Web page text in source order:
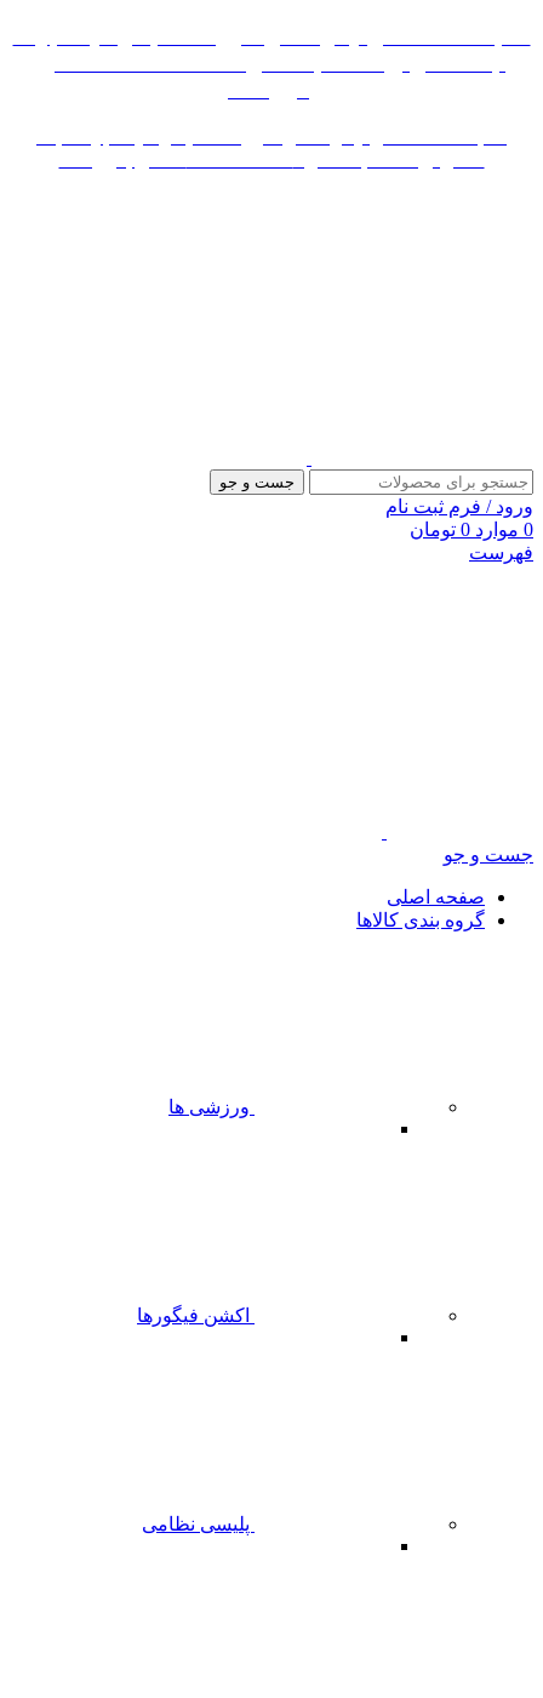
جست و جو
ورود / فرم ثبت نام
0 موارد 0 تومان
فهرست
جست و جو
صفحه اصلی
گروه بندی کالاها
ورزشی ها
اکشن فیگورها
پلیسی نظامی